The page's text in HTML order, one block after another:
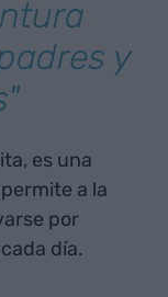
y
es una
a la
por
día.